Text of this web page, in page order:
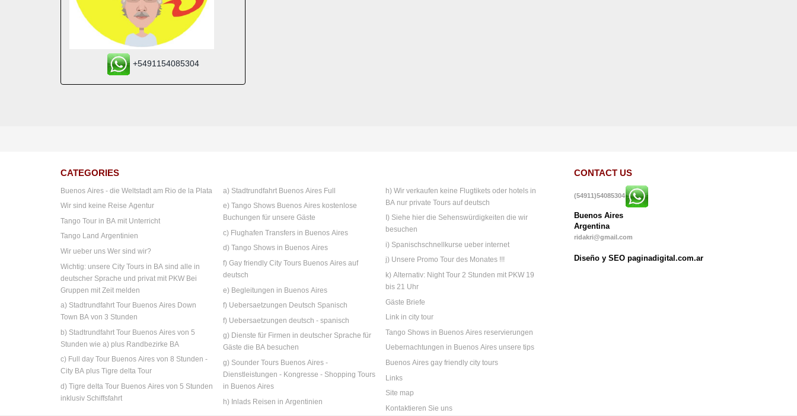
+5491154085304
CATEGORIES
Buenos Aires - die Weltstadt am Rio de la Plata
Wir sind keine Reise Agentur
Tango Tour in BA mit Unterricht
Tango Land Argentinien
Wir ueber uns Wer sind wir?
Wichtig: unsere City Tours in BA sind alle in
deutscher Sprache und privat mit PKW Bei
Gruppen mit Zeit melden
a) Stadtrundfahrt Tour Buenos Aires Down
Town BA von 3 Stunden
b) Stadtrundfahrt Tour Buenos Aires von 5
Stunden wie a) plus Randbezirke BA
c) Full day Tour Buenos Aires von 8 Stunden -
City BA plus Tigre delta Tour
d) Tigre delta Tour Buenos Aires von 5 Stunden
inklusiv Schiffsfahrt
a) Stadtrundfahrt Buenos Aires Full
e) Tango Shows Buenos Aires kostenlose
Buchungen für unsere Gäste
c) Flughafen Transfers in Buenos Aires
d) Tango Shows in Buenos Aires
f) Gay friendly City Tours Buenos Aires auf
deutsch
e) Begleitungen in Buenos Aires
f) Uebersaetzungen Deutsch Spanisch
f) Uebersaetzungen deutsch - spanisch
g) Dienste für Firmen in deutscher Sprache für
Gäste die BA besuchen
g) Sounder Tours Buenos Aires -
Dienstleistungen - Kongresse - Shopping Tours
in Buenos Aires
h) Inlads Reisen in Argentinien
h) Wir verkaufen keine Flugtikets oder hotels in
BA nur private Tours auf deutsch
I) Siehe hier die Sehenswürdigkeiten die wir
besuchen
i) Spanischschnellkurse ueber internet
j) Unsere Promo Tour des Monates !!!
k) Alternativ: Night Tour 2 Stunden mit PKW 19
bis 21 Uhr
Gäste Briefe
Link in city tour
Tango Shows in Buenos Aires reservierungen
Uebernachtungen in Buenos Aires unsere tips
Buenos Aires gay friendly city tours
Links
Site map
Kontaktieren Sie uns
CONTACT US
(54911)54085304
Buenos Aires
Argentina
ridakri@gmail.com
Diseño y SEO paginadigital.com.ar